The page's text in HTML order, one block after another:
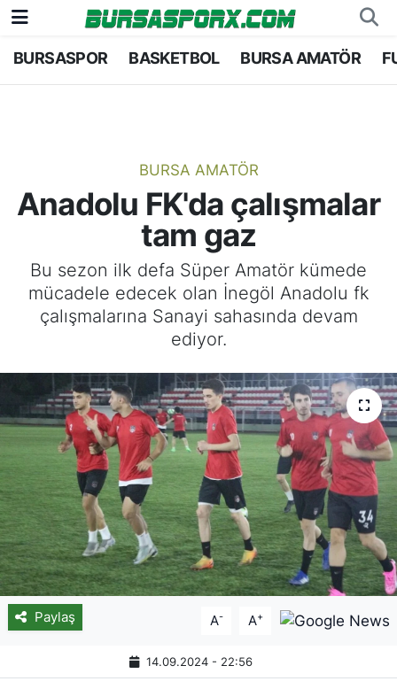
BURSASPOR BASKETBOL BURSA AMATÖR
BURSA AMATÖR
Anadolu FK'da çalışmalar
tam gaz
Bu sezon ilk defa Süper Amatör kümede
mücadele edecek olan İnegöl Anadolu fk
çalışmalarına Sanayi sahasında devam
ediyor.
Paylaş A- A+
14.09.2024 - 22:56
Bursaspor
Bursa Amatör
Voleybol
Bursa Nöbetçi Eczaneler
Bursa Trafik Yoğunluk Haritası
TFF 1.Lig Puan Durumu ve Fikstür
Tüm Manşetler
Son Dakika Haberleri
Haber Arşivi